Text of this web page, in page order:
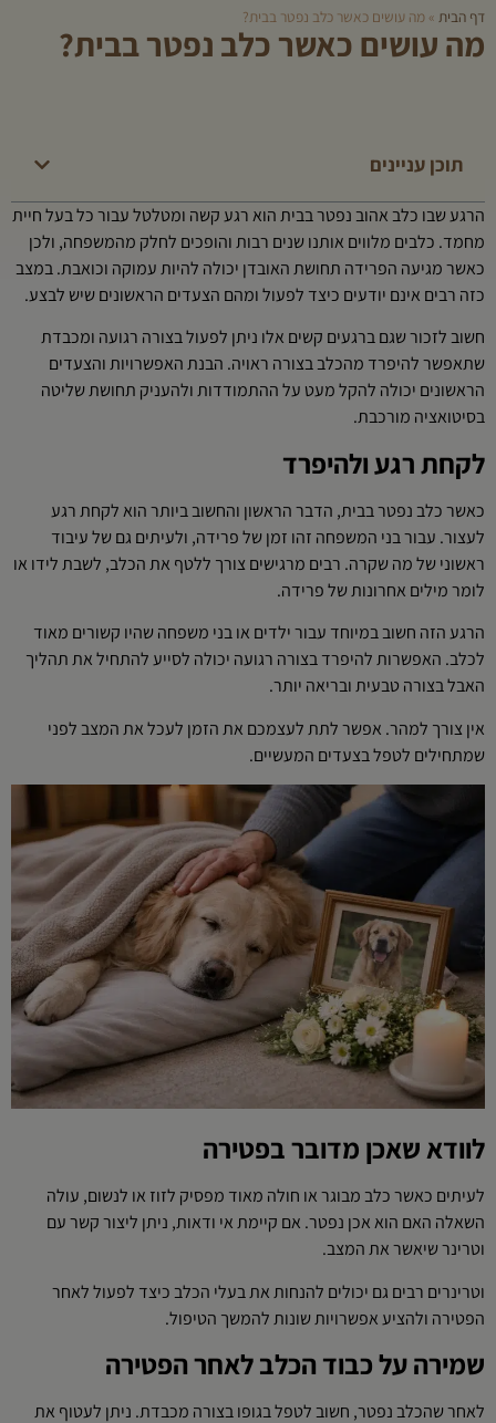
דף הבית » מה עושים כאשר כלב נפטר בבית?
מה עושים כאשר כלב נפטר בבית?
תוכן עניינים
הרגע שבו כלב אהוב נפטר בבית הוא רגע קשה ומטלטל עבור כל בעל חיית
מחמד. כלבים מלווים אותנו שנים רבות והופכים לחלק מהמשפחה, ולכן
כאשר מגיעה הפרידה תחושת האובדן יכולה להיות עמוקה וכואבת. במצב
כזה רבים אינם יודעים כיצד לפעול ומהם הצעדים הראשונים שיש לבצע.
חשוב לזכור שגם ברגעים קשים אלו ניתן לפעול בצורה רגועה ומכבדת
שתאפשר להיפרד מהכלב בצורה ראויה. הבנת האפשרויות והצעדים
הראשונים יכולה להקל מעט על ההתמודדות ולהעניק תחושת שליטה
בסיטואציה מורכבת.
לקחת רגע ולהיפרד
כאשר כלב נפטר בבית, הדבר הראשון והחשוב ביותר הוא לקחת רגע
לעצור. עבור בני המשפחה זהו זמן של פרידה, ולעיתים גם של עיבוד
ראשוני של מה שקרה. רבים מרגישים צורך ללטף את הכלב, לשבת לידו או
לומר מילים אחרונות של פרידה.
הרגע הזה חשוב במיוחד עבור ילדים או בני משפחה שהיו קשורים מאוד
לכלב. האפשרות להיפרד בצורה רגועה יכולה לסייע להתחיל את תהליך
האבל בצורה טבעית ובריאה יותר.
אין צורך למהר. אפשר לתת לעצמכם את הזמן לעכל את המצב לפני
שמתחילים לטפל בצעדים המעשיים.
לוודא שאכן מדובר בפטירה
לעיתים כאשר כלב מבוגר או חולה מאוד מפסיק לזוז או לנשום, עולה
השאלה האם הוא אכן נפטר. אם קיימת אי ודאות, ניתן ליצור קשר עם
וטרינר שיאשר את המצב.
וטרינרים רבים גם יכולים להנחות את בעלי הכלב כיצד לפעול לאחר
הפטירה ולהציע אפשרויות שונות להמשך הטיפול.
שמירה על כבוד הכלב לאחר הפטירה
לאחר שהכלב נפטר, חשוב לטפל בגופו בצורה מכבדת. ניתן לעטוף את